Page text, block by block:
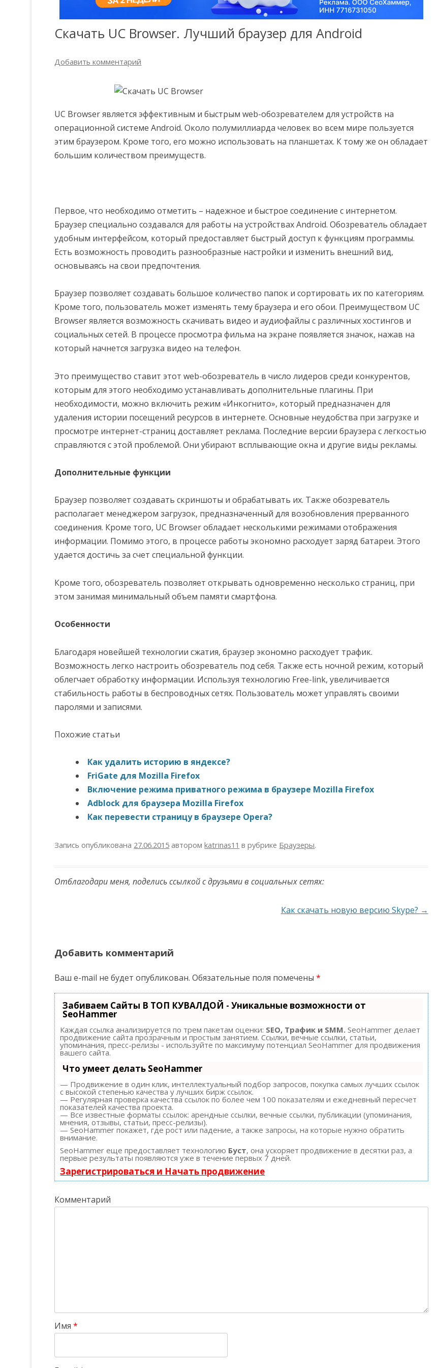
Скачать UC Browser. Лучший браузер для Android
Добавить комментарий
UC Browser является эффективным и быстрым web-обозревателем для устройств на
операционной системе Android. Около полумиллиарда человек во всем мире пользуется
этим браузером. Кроме того, его можно использовать на планшетах. К тому же он обладает
большим количеством преимуществ.
Первое, что необходимо отметить – надежное и быстрое соединение с интернетом.
Браузер специально создавался для работы на устройствах Android. Обозреватель обладает
удобным интерфейсом, который предоставляет быстрый доступ к функциям программы.
Есть возможность проводить разнообразные настройки и изменить внешний вид,
основываясь на свои предпочтения.
Браузер позволяет создавать большое количество папок и сортировать их по категориям.
Кроме того, пользователь может изменять тему браузера и его обои. Преимуществом UC
Browser является возможность скачивать видео и аудиофайлы с различных хостингов и
социальных сетей. В процессе просмотра фильма на экране появляется значок, нажав на
который начнется загрузка видео на телефон.
Это преимущество ставит этот web-обозреватель в число лидеров среди конкурентов,
которым для этого необходимо устанавливать дополнительные плагины. При
необходимости, можно включить режим «Инкогнито», который предназначен для
удаления истории посещений ресурсов в интернете. Основные неудобства при загрузке и
просмотре интернет-страниц доставляет реклама. Последние версии браузера с легкостью
справляются с этой проблемой. Они убирают всплывающие окна и другие виды рекламы.
Дополнительные функции
Браузер позволяет создавать скриншоты и обрабатывать их. Также обозреватель
располагает менеджером загрузок, предназначенный для возобновления прерванного
соединения. Кроме того, UC Browser обладает несколькими режимами отображения
информации. Помимо этого, в процессе работы экономно расходует заряд батареи. Этого
удается достичь за счет специальной функции.
Кроме того, обозреватель позволяет открывать одновременно несколько страниц, при
этом занимая минимальный объем памяти смартфона.
Особенности
Благодаря новейшей технологии сжатия, браузер экономно расходует трафик.
Возможность легко настроить обозреватель под себя. Также есть ночной режим, который
облегчает обработку информации. Используя технологию Free-link, увеличивается
стабильность работы в беспроводных сетях. Пользователь может управлять своими
паролями и записями.
Похожие статьи
Как удалить историю в яндексе?
FriGate для Mozilla Firefox
Включение режима приватного режима в браузере Mozilla Firefox
Adblock для браузера Mozilla Firefox
Как перевести страницу в браузере Opera?
Запись опубликована 27.06.2015 авторомkatrinas11 в рубрике Браузеры.
Отблагодари меня, поделись ссылкой с друзьями в социальных сетях:
Как скачать новую версию Skype? →
Добавить комментарий
Ваш e-mail не будет опубликован. Обязательные поля помечены*
Забиваем Сайты В ТОП КУВАЛДОЙ - Уникальные возможности от
SeoHammer
Каждая ссылка анализируется по трем пакетам оценки: SEO, Трафик и SMM. SeoHammer делает
продвижение сайта прозрачным и простым занятием. Ссылки, вечные ссылки, статьи,
упоминания, пресс-релизы - используйте по максимуму потенциал SeoHammer для продвижения
вашего сайта.
Что умеет делать SeoHammer
— Продвижение в один клик, интеллектуальный подбор запросов, покупка самых лучших ссылок
с высокой степенью качества у лучших бирж ссылок.
— Регулярная проверка качества ссылок по более чем 100 показателям и ежедневный пересчет
показателей качества проекта.
— Все известные форматы ссылок: арендные ссылки, вечные ссылки, публикации (упоминания,
мнения, отзывы, статьи, пресс-релизы).
— SeoHammer покажет, где рост или падение, а также запросы, на которые нужно обратить
внимание.
SeoHammer еще предоставляет технологию Буст, она ускоряет продвижение в десятки раз, а
первые результаты появляются уже в течение первых 7 дней.
Зарегистрироваться и Начать продвижение
Комментарий
Имя*